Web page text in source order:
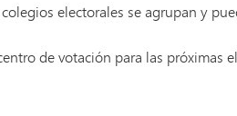
electorales se agrupan y
de votación para las próximas